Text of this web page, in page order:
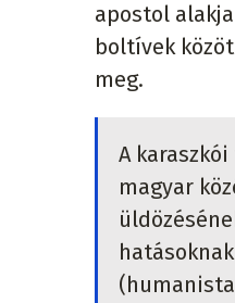
apostol
boltívek
meg.
A
magyar